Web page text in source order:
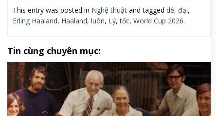
This entry was posted in Nghệ thuật and tagged dễ, đại,
Erling Haaland, Haaland, luôn, Lý,tốc, World Cup 2026.
Tin cùng chuyên mục: